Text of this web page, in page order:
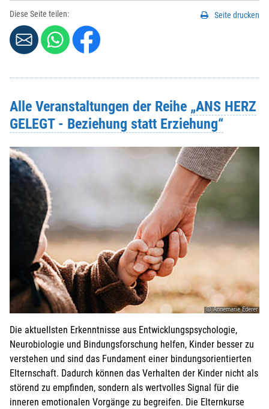
Diese Seite teilen: Seite drucken
Alle Veranstaltungen der Reihe „ANS HERZ
GELEGT - Beziehung statt Erziehung“
© Annemarie Ederer
Die aktuellsten Erkenntnisse aus Entwicklungspsychologie,
Neurobiologie und Bindungsforschung helfen, Kinder besser zu
verstehen und sind das Fundament einer bindungsorientierten
Elternschaft. Dadurch können das Verhalten der Kinder nicht als
störend zu empfinden, sondern als wertvolles Signal für die
inneren emotionalen Vorgänge zu begreifen. Die Elternkurse